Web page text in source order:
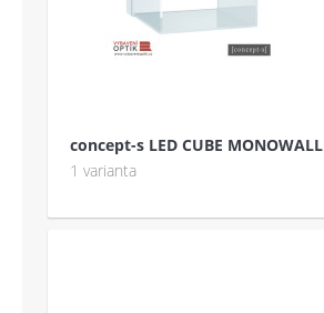
concept-s LED CUBE MONOWALL
1 varianta